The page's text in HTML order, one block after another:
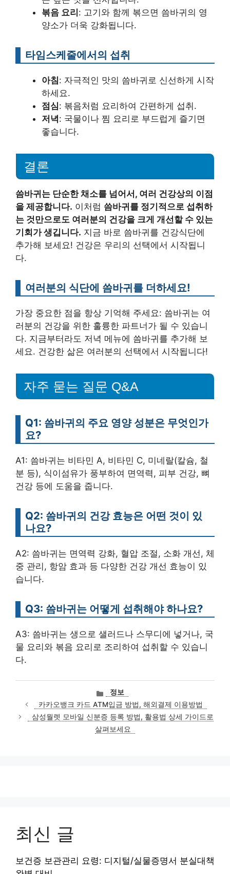
볶음 요리 : 고기와 함께 볶으면 씀바귀의 영
양소가 더욱 강화됩니다.
타임스케줄에서의 섭취
아침: 자극적인 맛의 씀바귀로 신선하게 시작
하세요.
점심: 볶음처럼 요리하여 간편하게 섭취.
저녁: 국물이나 찜 요리로 부드럽게 즐기면
좋습니다.
결론
씀바귀는 단순한 채소를 넘어서, 여러 건강상의 이점
을 제공합니다. 이처럼 씀바귀를 정기적으로 섭취하
는 것만으로도 여러분의 건강을 크게 개선할 수 있는
기회가 생깁니다. 지금 바로 씀바귀를 건강식단에
추가해 보세요! 건강은 우리의 선택에서 시작됩니
다.
여러분의 식단에 씀바귀를 더하세요!
가장 중요한 점을 항상 기억해 주세요: 씀바귀는 여
러분의 건강을 위한 훌륭한 파트너가 될 수 있습니
다. 지금부터라도 저녁 메뉴에 씀바귀를 추가해 보
세요. 건강한 삶은 여러분의 선택에서 시작됩니다!
자주 묻는 질문 Q&A
Q1: 씀바귀의 주요 영양 성분은 무엇인가
요?
A1: 씀바귀는 비타민 A, 비타민 C, 미네랄(칼슘, 철
분 등), 식이섬유가 풍부하여 면역력, 피부 건강, 뼈
건강 등에 도움을 줍니다.
Q2: 씀바귀의 건강 효능은 어떤 것이 있
나요?
A2: 씀바귀는 면역력 강화, 혈압 조절, 소화 개선, 체
중 관리, 항암 효과 등 다양한 건강 개선 효능이 있
습니다.
Q3: 씀바귀는 어떻게 섭취해야 하나요?
A3: 씀바귀는 생으로 샐러드나 스무디에 넣거나, 국
물 요리와 볶음 요리로 조리하여 섭취할 수 있습니
다.
카
테
고
리
정보
카카오뱅크 카드 ATM입금 방법, 해외결제 이용방법
삼성월렛 모바일 신분증 등록 방법, 활용법 상세 가이드로
살펴보세요
최신 글
보건증 보관관리 요령: 디지털/실물증명서 분실대책